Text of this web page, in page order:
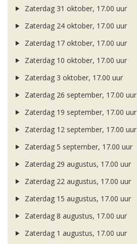
Zaterdag 31 oktober, 17.00 uur
Zaterdag 24 oktober, 17.00 uur
Zaterdag 17 oktober, 17.00 uur
Zaterdag 10 oktober, 17.00 uur
Zaterdag 3 oktober, 17.00 uur
Zaterdag 26 september, 17.00 uur
Zaterdag 19 september, 17.00 uur
Zaterdag 12 september, 17.00 uur
Zaterdag 5 september, 17.00 uur
Zaterdag 29 augustus, 17.00 uur
Zaterdag 22 augustus, 17.00 uur
Zaterdag 15 augustus, 17.00 uur
Zaterdag 8 augustus, 17.00 uur
Zaterdag 1 augustus, 17.00 uur